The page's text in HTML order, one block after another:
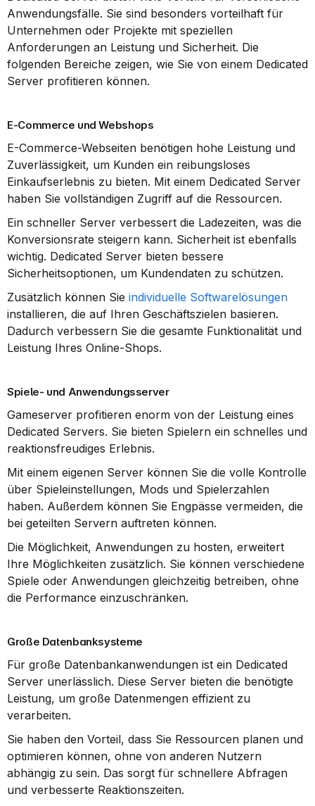
Anwendungsfälle. Sie sind besonders vorteilhaft für
Unternehmen oder Projekte mit speziellen
Anforderungen an Leistung und Sicherheit. Die
folgenden Bereiche zeigen, wie Sie von einem Dedicated
Server profitieren können.
E-Commerce und Webshops
E-Commerce-Webseiten benötigen hohe Leistung und
Zuverlässigkeit, um Kunden ein reibungsloses
Einkaufserlebnis zu bieten. Mit einem Dedicated Server
haben Sie vollständigen Zugriff auf die Ressourcen.
Ein schneller Server verbessert die Ladezeiten, was die
Konversionsrate steigern kann. Sicherheit ist ebenfalls
wichtig. Dedicated Server bieten bessere
Sicherheitsoptionen, um Kundendaten zu schützen.
Zusätzlich können Sie individuelle Softwarelösungen
installieren, die auf Ihren Geschäftszielen basieren.
Dadurch verbessern Sie die gesamte Funktionalität und
Leistung Ihres Online-Shops.
Spiele- und Anwendungsserver
Gameserver profitieren enorm von der Leistung eines
Dedicated Servers. Sie bieten Spielern ein schnelles und
reaktionsfreudiges Erlebnis.
Mit einem eigenen Server können Sie die volle Kontrolle
über Spieleinstellungen, Mods und Spielerzahlen
haben. Außerdem können Sie Engpässe vermeiden, die
bei geteilten Servern auftreten können.
Die Möglichkeit, Anwendungen zu hosten, erweitert
Ihre Möglichkeiten zusätzlich. Sie können verschiedene
Spiele oder Anwendungen gleichzeitig betreiben, ohne
die Performance einzuschränken.
Große Datenbanksysteme
Für große Datenbankanwendungen ist ein Dedicated
Server unerlässlich. Diese Server bieten die benötigte
Leistung, um große Datenmengen effizient zu
verarbeiten.
Sie haben den Vorteil, dass Sie Ressourcen planen und
optimieren können, ohne von anderen Nutzern
abhängig zu sein. Das sorgt für schnellere Abfragen
und verbesserte Reaktionszeiten.